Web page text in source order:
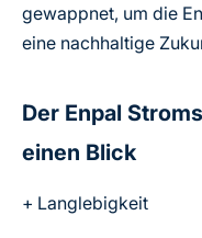
gewappnet, um die
eine nachhaltige
Der Enpal
einen Blick
+ Langlebigkeit